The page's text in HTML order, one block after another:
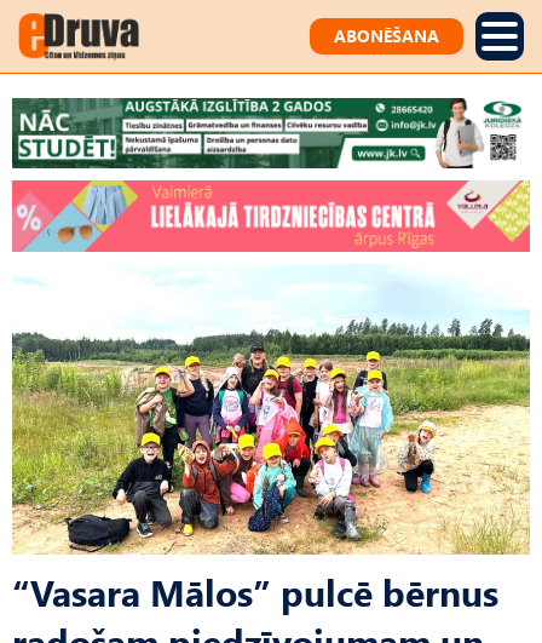
ABONĒŠANA
“Vasara Mālos” pulcē bērnus